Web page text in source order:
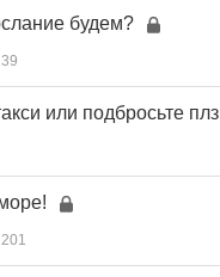
будем?
39
или подбросьте плз
201